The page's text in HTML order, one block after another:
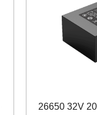
26650 32V